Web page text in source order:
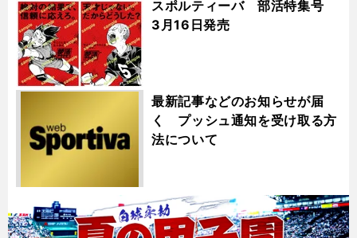
スポルティーバ 部活特集号
3月16日発売
最新記事などのお知らせが届
く プッシュ通知を受け取る方
法について